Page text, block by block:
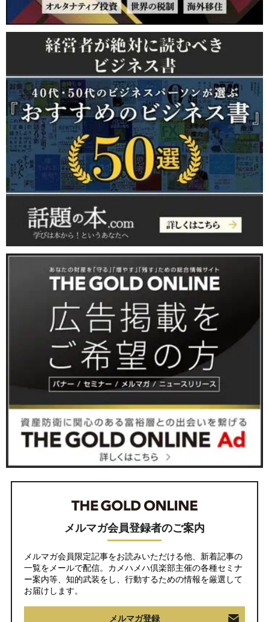
メルマガ会員登録者のご案内
メルマガ会員限定記事をお読みいただける他、新着記事の
一覧をメールで配信。カメハメハ倶楽部主催の各種セミナ
ー案内等、知的武装をし、行動するための情報を厳選して
お届けします。
メルマガ登録